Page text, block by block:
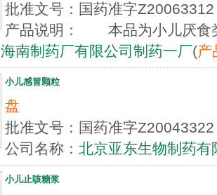
批准文号：国药准字
产品说明： 本品为小儿厌食
海南制药厂有限公司制药一厂(产
小儿感冒颗粒
盘
批准文号：国药准字
公司名称： 北京亚东生物制药有
小儿止咳糖浆